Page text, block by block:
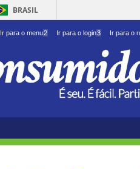
BRASIL
Ir para o menu2 Ir para o login3 Ir para o